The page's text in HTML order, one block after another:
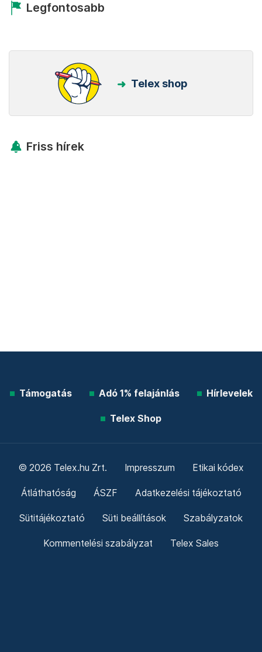
Legfontosabb
Telex shop
Friss hírek
Támogatás Adó 1% felajánlás Hírlevelek
Telex Shop
© 2026 Telex.hu Zrt. Impresszum Etikai kódex
Átláthatóság ÁSZF Adatkezelési tájékoztató
Sütitájékoztató Süti beállítások Szabályzatok
Kommentelési szabályzat Telex Sales